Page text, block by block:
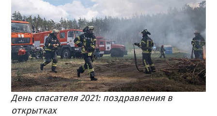
День спасателя 2021: поздравления в
открытках